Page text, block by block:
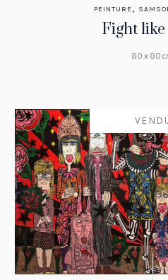
PEINTURE ,
Fight
80 x 80